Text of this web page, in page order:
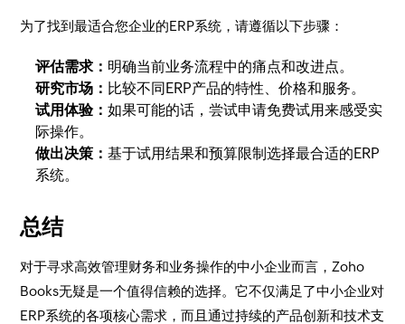
为了找到最适合您企业的ERP系统，请遵循以下步骤：
评估需求： 明确当前业务流程中的痛点和改进点。
研究市场： 比较不同ERP产品的特性、价格和服务。
试用体验：如果可能的话，尝试申请免费试用来感受实
际操作。
做出决策：基于试用结果和预算限制选择最合适的ERP
系统。
总结
对于寻求高效管理财务和业务操作的中小企业而言，Zoho
Books无疑是一个值得信赖的选择。它不仅满足了中小企业对
ERP系统的各项核心需求，而且通过持续的产品创新和技术支